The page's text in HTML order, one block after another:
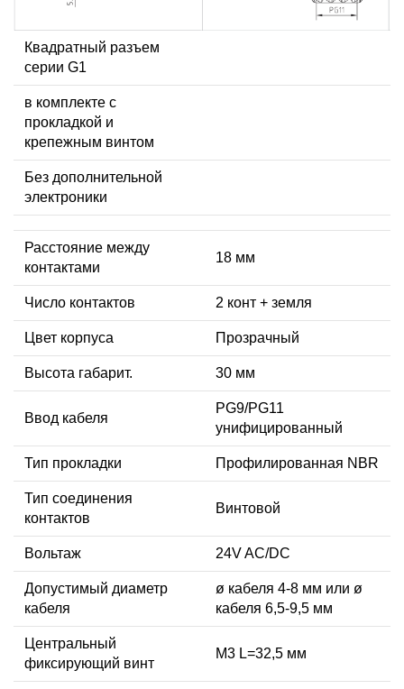
Квадратный разъем
серии G1
в комплекте с
прокладкой и
крепежным винтом
Без дополнительной
электроники
Расстояние между
контактами
18 мм
Число контактов 2 конт + земля
Цвет корпуса Прозрачный
Высота габарит. 30 мм
Ввод кабеля
PG9/PG11
унифицированный
Тип прокладки Профилированная NBR
Тип соединения
контактов
Винтовой
Вольтаж 24V AC/DC
Допустимый диаметр
кабеля
ø кабеля 4-8 мм или ø
кабеля 6,5-9,5 мм
Центральный
фиксирующий винт
М3 L=32,5 мм